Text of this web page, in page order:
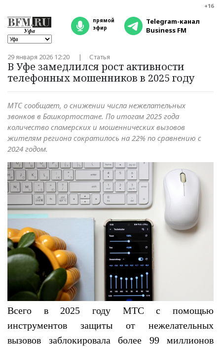
+16
прямой
эфир
Telegram-канал
Business FM
29 января 2026 12:20 Статья
В Уфе замедлился рост активности
телефонных мошенников в 2025 году
МТС сообщает, о снижении числа нежелательных
звонков в Башкортостане. По итогам 2025 года
количество спамерских и мошеннических вызовов
жителям региона сократилось на 22% по сравнению с
2024 годом.
Всего в 2025 году МТС с помощью
инструментов защиты от нежелательных
вызовов заблокировала более 99 миллионов